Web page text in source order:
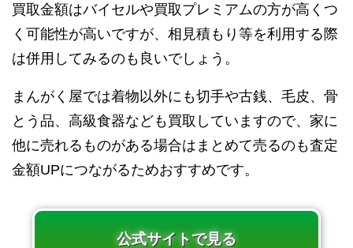
買取金額はバイセルや買取プレミアムの方が高くつ
く可能性が高いですが、相見積もり等を利用する際
は併用してみるのも良いでしょう。
まんがく屋では着物以外にも切手や古銭、毛皮、骨
とう品、高級食器なども買取していますので、家に
他に売れるものがある場合はまとめて売るのも査定
金額UPにつながるためおすすめです。
公式サイトで見る